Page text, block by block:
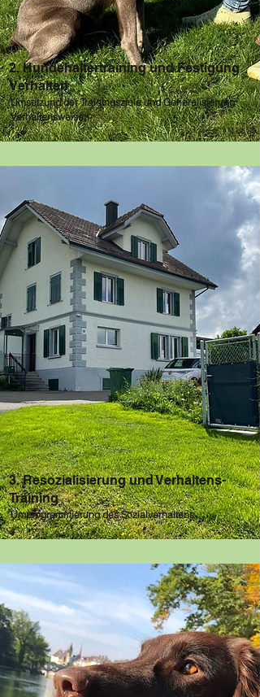
2. Hundehaltertraining und Festigung
Verhalten
Umsetzung der Trainingsziele und Generalisierung
Verhaltensweisen
3. Resozialisierung und Verhaltens-
Training
Umprogrammierung des Sozialverhaltens